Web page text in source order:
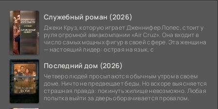
Служебный роман (2026)
Джеки Круз, которую играет Дженнифер Лопес, стоит у
руля огромной авиакомпании «Air Cruz». Она входит в
число самых мощных фигур в своей сфере. Эта женщина
— настоящий лидер: острая на язык, с
Последний дом (2026)
Четверо людей просыпаются обычным утром в своем
доме. Ничто не предвещает беды. Но вскоре выясняется
страшная правда: покинуть жилище невозможно. Любая
попытка выйти за дверь оборачивается провалом.